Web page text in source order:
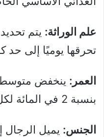
علم الوراثة: يتم
تحرقها يوميًا إلى حد
العمر: ينخفض
بنسبة 2 في المائة لكل عقد بعد سن 20.
الجنس: يميل